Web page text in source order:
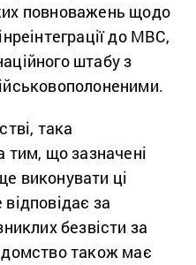
повноважень щодо
до МВС,
штабу з
така
тим, що зазначені
виконувати ці
за
безвісти за
також має